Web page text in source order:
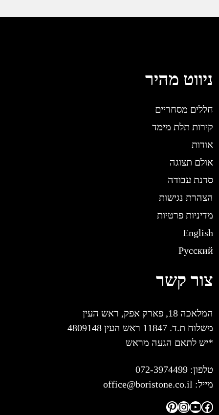
ניווט מהיר
חללים מסחריים
קירות תלת מימד
אודות
אולם תצוגה
סדנת עבודה
הצהרת נגישות
מדיניות פרטיות
English
Русский
צור קשר
המלאכה 18, פארק אפק, ראש העין
משלוח ת.ד. 11847 ראש העין 4809148
*יש לתאם הגעה מראש
טלפון: 072-3974499
מייל: office@boristone.co.il
Facebook
YouTube
Instagram
Pinterest